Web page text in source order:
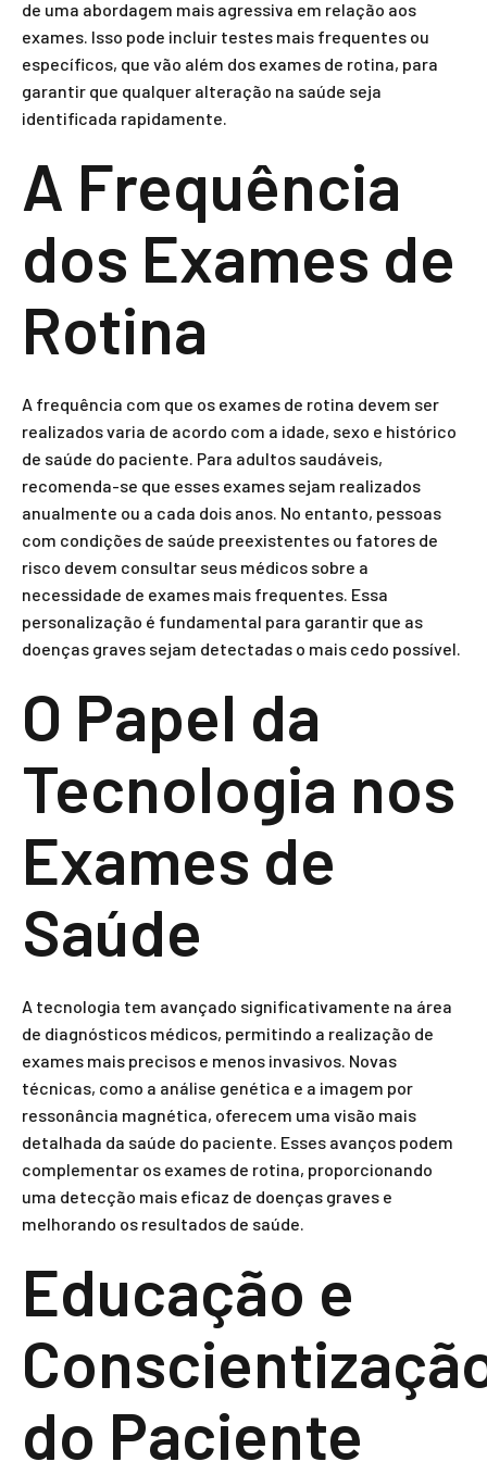
de uma abordagem mais agressiva em relação aos
exames. Isso pode incluir testes mais frequentes ou
específicos, que vão além dos exames de rotina, para
garantir que qualquer alteração na saúde seja
identificada rapidamente.
A Frequência
dos Exames de
Rotina
A frequência com que os exames de rotina devem ser
realizados varia de acordo com a idade, sexo e histórico
de saúde do paciente. Para adultos saudáveis,
recomenda-se que esses exames sejam realizados
anualmente ou a cada dois anos. No entanto, pessoas
com condições de saúde preexistentes ou fatores de
risco devem consultar seus médicos sobre a
necessidade de exames mais frequentes. Essa
personalização é fundamental para garantir que as
doenças graves sejam detectadas o mais cedo possível.
O Papel da
Tecnologia nos
Exames de
Saúde
A tecnologia tem avançado significativamente na área
de diagnósticos médicos, permitindo a realização de
exames mais precisos e menos invasivos. Novas
técnicas, como a análise genética e a imagem por
ressonância magnética, oferecem uma visão mais
detalhada da saúde do paciente. Esses avanços podem
complementar os exames de rotina, proporcionando
uma detecção mais eficaz de doenças graves e
melhorando os resultados de saúde.
Educação e
do Paciente